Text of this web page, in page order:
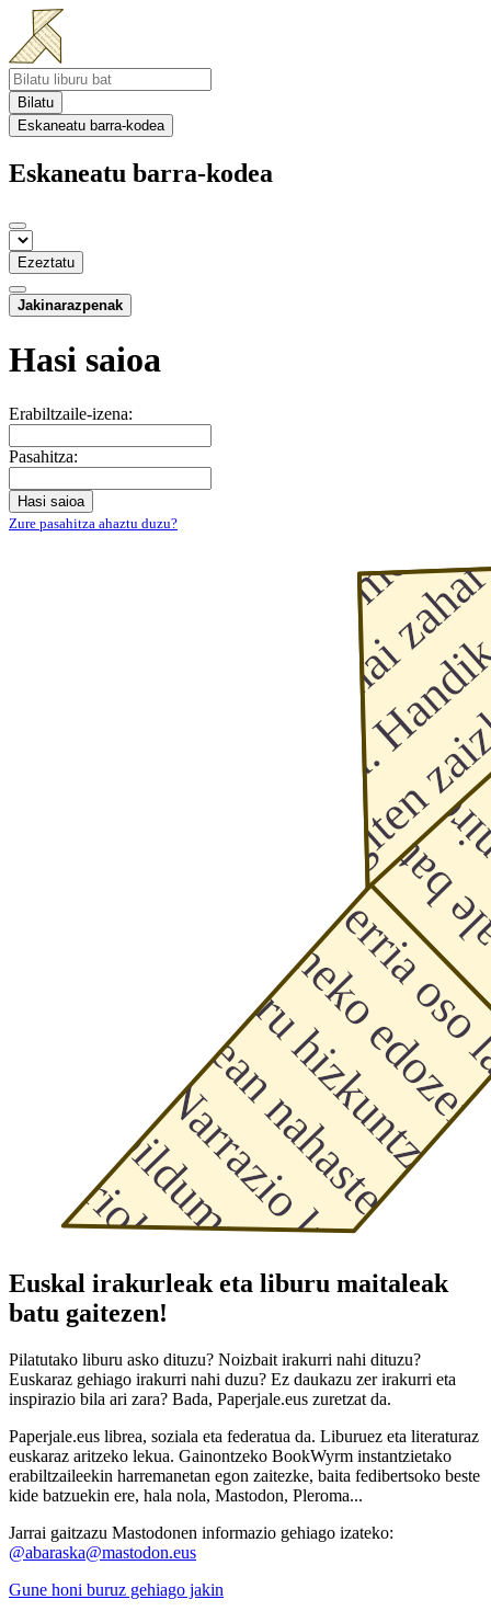
Bilatu
Eskaneatu barra-kodea
Eskaneatu barra-kodea
Ezeztatu
Jakinarazpenak
Hasi saioa
Erabiltzaile-izena:
Pasahitza:
Hasi saioa
Zure pasahitza ahaztu duzu?
Euskal irakurleak eta liburu maitaleak
batu gaitezen!
Pilatutako liburu asko dituzu? Noizbait irakurri nahi dituzu?
Euskaraz gehiago irakurri nahi duzu? Ez daukazu zer irakurri eta
inspirazio bila ari zara? Bada, Paperjale.eus zuretzat da.
Paperjale.eus librea, soziala eta federatua da. Liburuez eta literaturaz
euskaraz aritzeko lekua. Gainontzeko BookWyrm instantzietako
erabiltzaileekin harremanetan egon zaitezke, baita fedibertsoko beste
kide batzuekin ere, hala nola, Mastodon, Pleroma...
Jarrai gaitzazu Mastodonen informazio gehiago izateko:
@abaraska@mastodon.eus
Gune honi buruz gehiago jakin